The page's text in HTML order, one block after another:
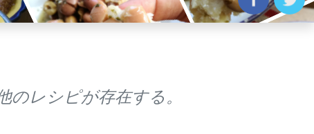
レシピが存在する。